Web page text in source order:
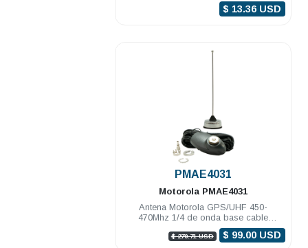
$ 13.36 USD
PMAE4031
Motorola PMAE4031
Antena Motorola GPS/UHF 450-
470Mhz 1/4 de onda base cable
montaje y conectores MINI-U
DGM8000e
$ 270.71 USD $ 99.00 USD